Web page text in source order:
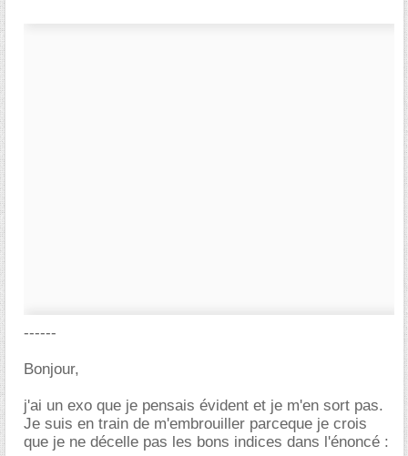
------
Bonjour,
j'ai un exo que je pensais évident et je m'en sort pas.
Je suis en train de m'embrouiller parceque je crois
que je ne décelle pas les bons indices dans l'énoncé :